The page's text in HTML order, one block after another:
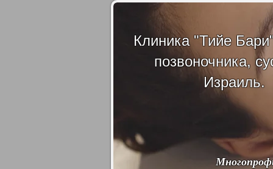
Клиника "Тийе
позвоночника,
Израиль.